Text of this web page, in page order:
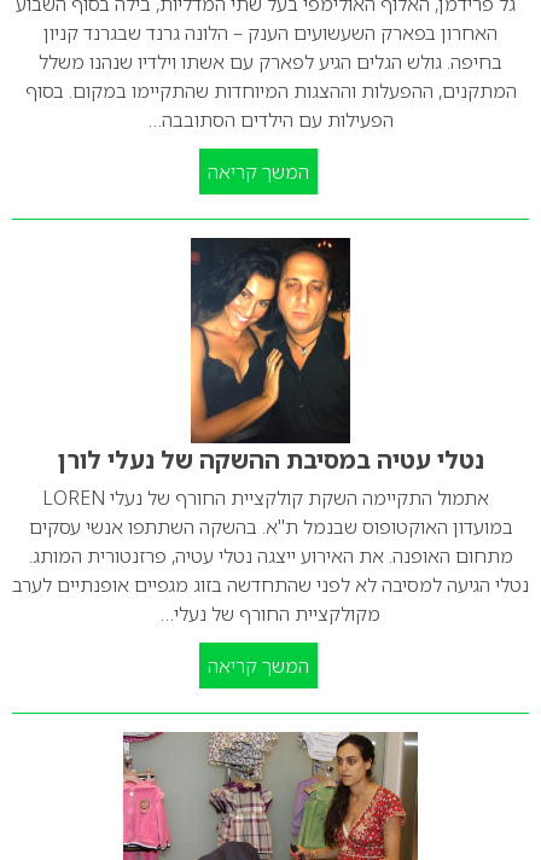
האחרון בפארק השעשועים הענק – הלונה גרנד שבגרנד קניון
בחיפה. גולש הגלים הגיע לפארק עם אשתו וילדיו שנהנו משלל
המתקנים, ההפעלות וההצגות המיוחדות שהתקיימו במקום. בסוף
הפעילות עם הילדים הסתובבה…
המשך קריאה
נטלי עטיה במסיבת ההשקה של נעלי לורן
אתמול התקיימה השקת קולקציית החורף של נעלי LOREN
במועדון האוקטופוס שבנמל ת"א. בהשקה השתתפו אנשי עסקים
מתחום האופנה. את האירוע ייצגה נטלי עטיה, פרזנטורית המותג.
נטלי הגיעה למסיבה לא לפני שהתחדשה בזוג מגפיים אופנתיים לערב
מקולקציית החורף של נעלי…
המשך קריאה